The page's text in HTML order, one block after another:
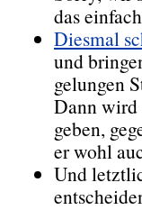
das
Diesmal
und
gelungen
Dann wird
geben,
er wohl
Und